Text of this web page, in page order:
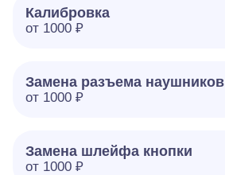
Калибровка
от 1000 ₽
Замена разъема наушников
от 1000 ₽
Замена шлейфа кнопки
от 1000 ₽